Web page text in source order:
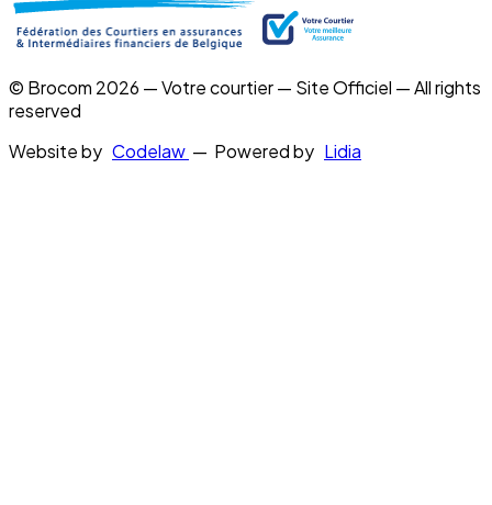
© Brocom 2026 — Votre courtier — Site Officiel — All rights
reserved
Website by Codelaw — Powered by Lidia